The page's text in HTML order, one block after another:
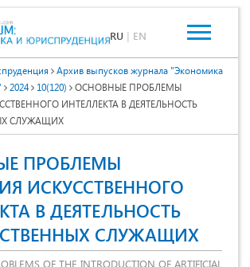
RU | EN
Архив выпусков журнала "Экономика
2024 10(120)
ОСНОВНЫЕ ПРОБЛЕМЫ
ИНТЕЛЛЕКТА В ДЕЯТЕЛЬНОСТЬ
СЛУЖАЩИХ
ПРОБЛЕМЫ
ИСКУССТВЕННОГО
В ДЕЯТЕЛЬНОСТЬ
СЛУЖАЩИХ
OF THE INTRODUCTION OF ARTIFICIAL